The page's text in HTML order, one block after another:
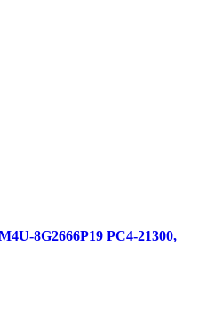
8G2666P19 PC4-21300,